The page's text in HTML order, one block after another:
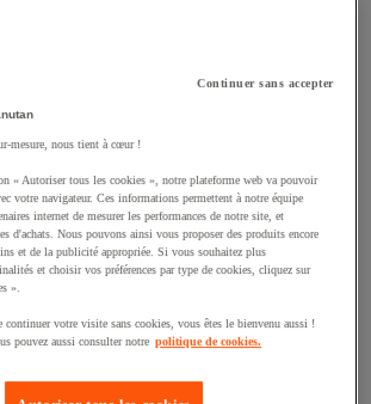
et Hi-Fi
et vidéoprojection
et vidéo
dynamique et interactif
DVD et Blu-ray
et traitement de l'air
Continuer sans accepter
mesure, nous tient à cœur !
« Autoriser tous les cookies », notre plateforme web va pouvoir
votre navigateur. Ces informations permettent à notre équipe
internet de mesurer les performances de notre site, et
d'achats. Nous pouvons ainsi vous proposer des produits encore
et de la publicité appropriée. Si vous souhaitez plus
et choisir vos préférences par type de cookies, cliquez sur
».
continuer votre visite sans cookies, vous êtes le bienvenu aussi !
pouvez aussi consulter notre politique de cookies.